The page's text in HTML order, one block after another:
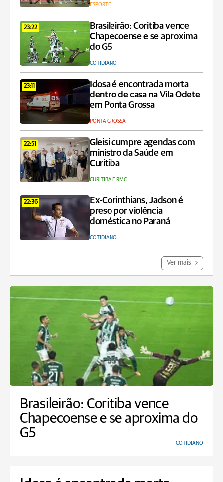
ESPORTE
23:22
Brasileirão: Coritiba vence
Chapecoense e se aproxima
do G5
COTIDIANO
23:11
Idosa é encontrada morta
dentro de casa na Vila Odete
em Ponta Grossa
PONTA GROSSA
22:51
Gleisi cumpre agendas com
ministro da Saúde em
Curitiba
CURITIBA E RMC
22:36
Ex-Corinthians, Jadson é
preso por violência
doméstica no Paraná
COTIDIANO
Ver mais
Brasileirão: Coritiba vence
Chapecoense e se aproxima do
G5
COTIDIANO